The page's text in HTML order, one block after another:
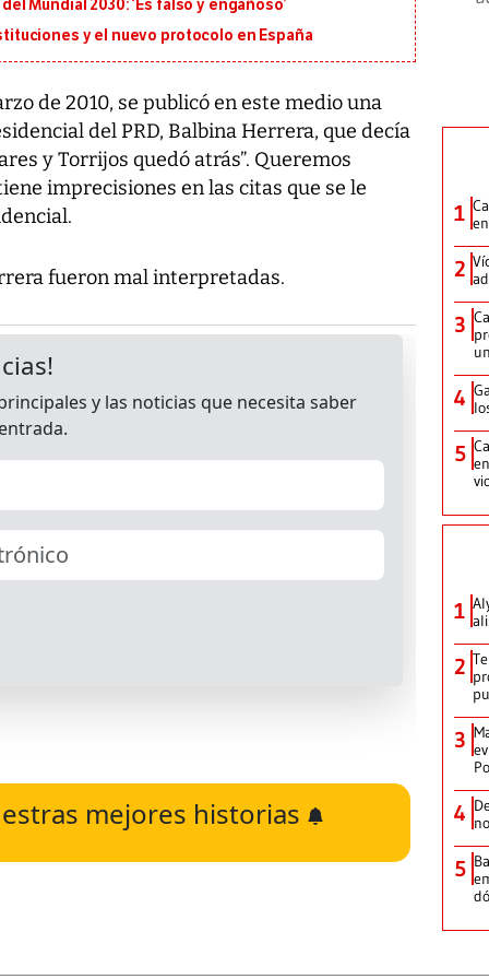
Mundial 2030: ‘Es falso y engañoso’
y el nuevo protocolo en España
de 2010, se publicó en este medio una
del PRD, Balbina Herrera, que decía
y Torrijos quedó atrás”. Queremos
imprecisiones en las citas que se le
fueron mal interpretadas.
mejores historias
1
2
3
4
5
1
2
3
4
5